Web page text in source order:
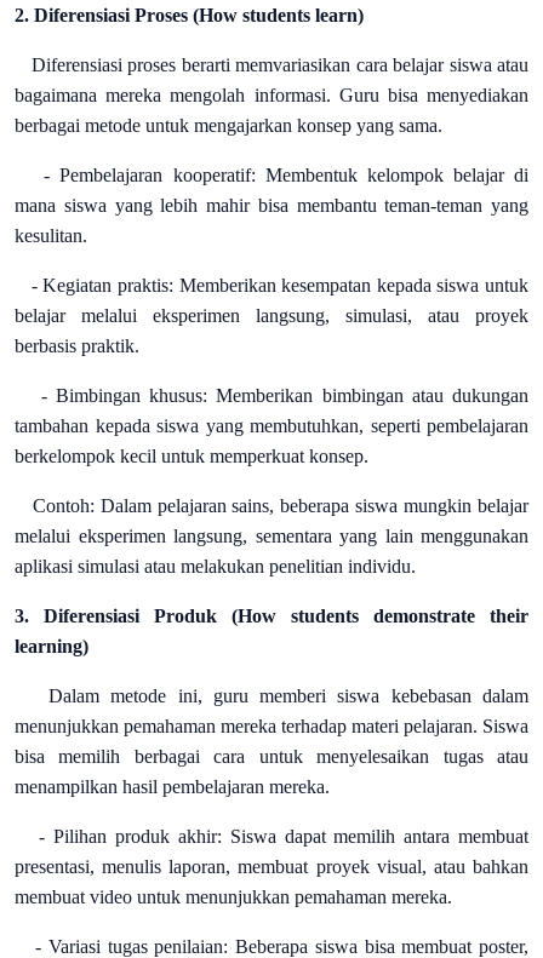
2. Diferensiasi Proses (How students learn)
Diferensiasi proses berarti memvariasikan cara belajar siswa atau
bagaimana mereka mengolah informasi. Guru bisa menyediakan
berbagai metode untuk mengajarkan konsep yang sama.
- Pembelajaran kooperatif: Membentuk kelompok belajar di
mana siswa yang lebih mahir bisa membantu teman-teman yang
kesulitan.
- Kegiatan praktis: Memberikan kesempatan kepada siswa untuk
belajar melalui eksperimen langsung, simulasi, atau proyek
berbasis praktik.
- Bimbingan khusus: Memberikan bimbingan atau dukungan
tambahan kepada siswa yang membutuhkan, seperti pembelajaran
berkelompok kecil untuk memperkuat konsep.
Contoh: Dalam pelajaran sains, beberapa siswa mungkin belajar
melalui eksperimen langsung, sementara yang lain menggunakan
aplikasi simulasi atau melakukan penelitian individu.
3. Diferensiasi Produk (How students demonstrate their
learning)
Dalam metode ini, guru memberi siswa kebebasan dalam
menunjukkan pemahaman mereka terhadap materi pelajaran. Siswa
bisa memilih berbagai cara untuk menyelesaikan tugas atau
menampilkan hasil pembelajaran mereka.
- Pilihan produk akhir: Siswa dapat memilih antara membuat
presentasi, menulis laporan, membuat proyek visual, atau bahkan
membuat video untuk menunjukkan pemahaman mereka.
- Variasi tugas penilaian: Beberapa siswa bisa membuat poster,